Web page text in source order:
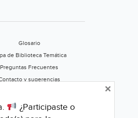
Glosario
de Biblioteca Temática
Preguntas Frecuentes
y sugerencias
Califica este portal
¿Participaste o
×